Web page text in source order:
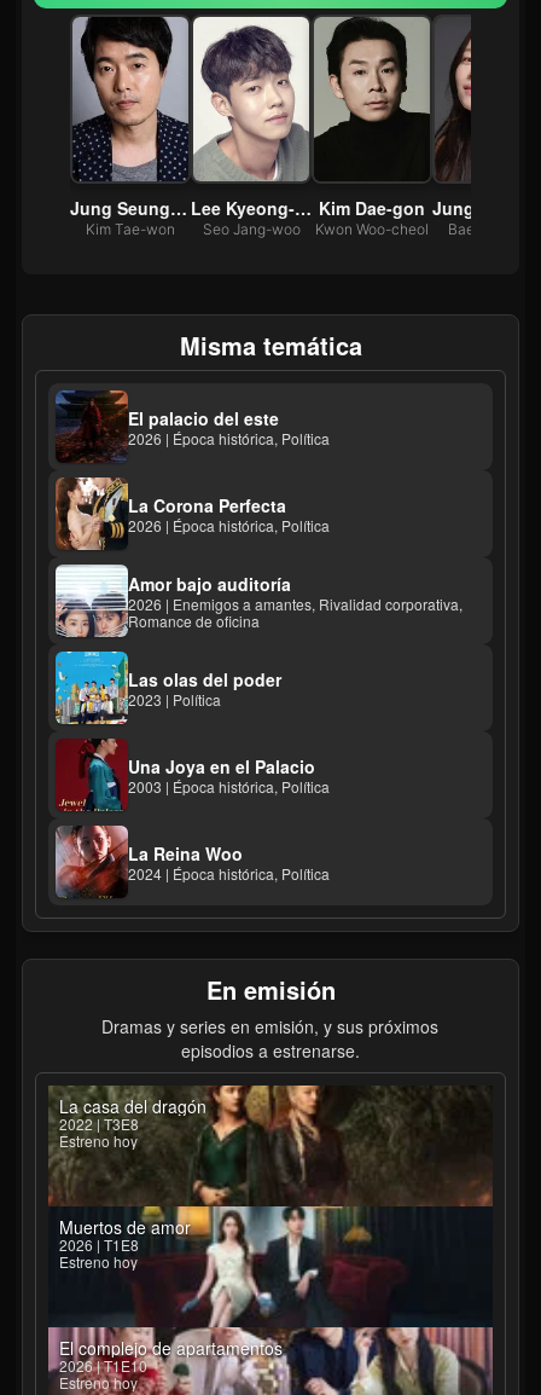
Jung Seung-kil
Kim Tae-won
Lee Kyeong-min
Seo Jang-woo
Kim Dae-gon
Kwon Woo-cheol Bae Won-hee
Misma temática
El palacio del este
2026 | Época histórica, Política
La Corona Perfecta
2026 | Época histórica, Política
Amor bajo auditoría
2026 | Enemigos a amantes, Rivalidad corporativa,
Romance de oficina
Las olas del poder
2023 | Política
Una Joya en el Palacio
2003 | Época histórica, Política
La Reina Woo
2024 | Época histórica, Política
En emisión
Dramas y series en emisión, y sus próximos
episodios a estrenarse.
La casa del dragón
2022 | T3E8
Estreno hoy
Muertos de amor
2026 | T1E8
Estreno hoy
El complejo de apartamentos
2026 | T1E10
Estreno hoy